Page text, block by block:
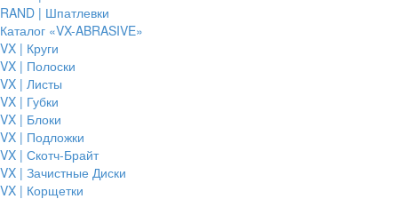
RAND | Шпатлевки
Каталог «VX-ABRASIVE»
VX | Круги
VX | Полоски
VX | Листы
VX | Губки
VX | Блоки
VX | Подложки
VX | Скотч-Брайт
VX | Зачистные Диски
VX | Корщетки